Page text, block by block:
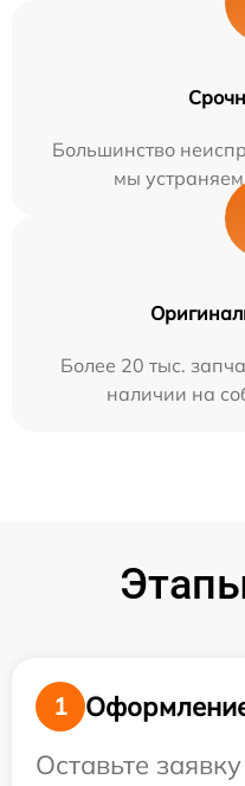
Большинство
мы
Более 20 тыс.
наличии на
1
Оставьте